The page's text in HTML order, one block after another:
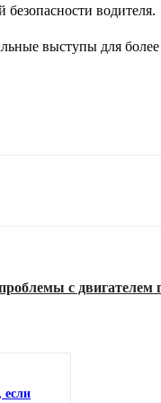
безопасности водителя.
выступы для более
с двигателем
если